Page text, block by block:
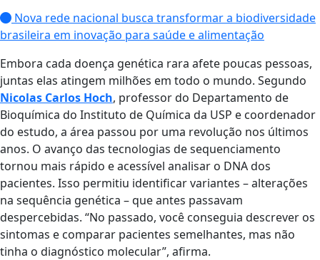
Nova rede nacional busca transformar a biodiversidade
brasileira em inovação para saúde e alimentação
Embora cada doença genética rara afete poucas pessoas,
juntas elas atingem milhões em todo o mundo. Segundo
Nicolas Carlos Hoch, professor do Departamento de
Bioquímica do Instituto de Química da USP e coordenador
do estudo, a área passou por uma revolução nos últimos
anos. O avanço das tecnologias de sequenciamento
tornou mais rápido e acessível analisar o DNA dos
pacientes. Isso permitiu identificar variantes – alterações
na sequência genética – que antes passavam
despercebidas. “No passado, você conseguia descrever os
sintomas e comparar pacientes semelhantes, mas não
tinha o diagnóstico molecular”, afirma.